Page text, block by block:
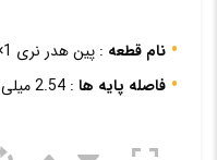
نام قطعه : پین هدر نری 1×8
فاصله پایه ها : 2.54 میلی متر